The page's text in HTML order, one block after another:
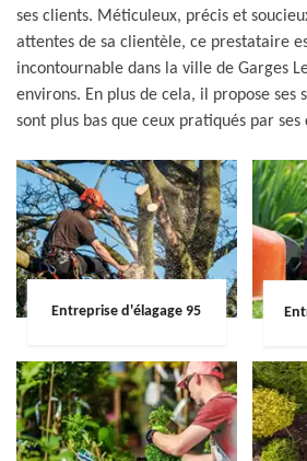
ses clients. Méticuleux, précis et
attentes de sa clientèle, ce prestataire
incontournable dans la ville de Garges
environs. En plus de cela, il propose ses
sont plus bas que ceux pratiqués par ses
Entreprise d'élagage 95